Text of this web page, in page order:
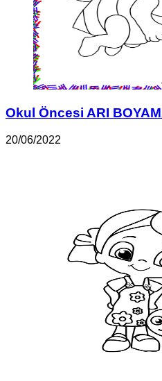
Okul Öncesi ARI
20/06/2022